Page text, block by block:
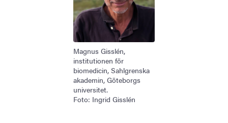
Magnus Gisslén,
institutionen för
biomedicin, Sahlgrenska
akademin, Göteborgs
universitet.
Foto: Ingrid Gisslén